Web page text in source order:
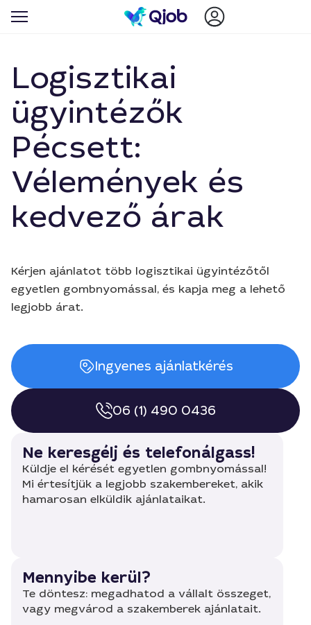
Logisztikai
ügyintézők
Pécsett:
Vélemények és
kedvező árak
Kérjen ajánlatot több logisztikai ügyintézőtől
egyetlen gombnyomással, és kapja meg a lehető
legjobb árat.
Ingyenes ajánlatkérés
06 (1) 490 0436
Ne keresgélj és telefonálgass!
Küldje el kérését egyetlen gombnyomással!
Mi értesítjük a legjobb szakembereket, akik
hamarosan elküldik ajánlataikat.
Mennyibe kerül?
Te döntesz: megadhatod a vállalt összeget,
vagy megvárod a szakemberek ajánlatait.